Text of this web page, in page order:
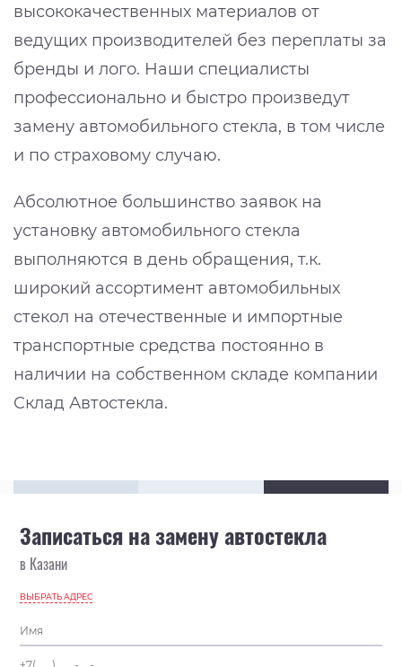
высококачественных материалов от
ведущих производителей без переплаты за
бренды и лого. Наши специалисты
профессионально и быстро произведут
замену автомобильного стекла, в том числе
и по страховому случаю.
Абсолютное большинство заявок на
установку автомобильного стекла
выполняются в день обращения, т.к.
широкий ассортимент автомобильных
стекол на отечественные и импортные
транспортные средства постоянно в
наличии на собственном складе компании
Склад Автостекла.
Записаться на замену автостекла
в Казани
ВЫБРАТЬ АДРЕС